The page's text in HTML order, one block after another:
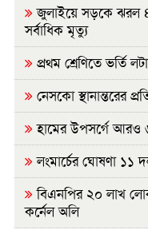
জুলাইয়ে সড়কে ঝরল
সর্বাধিক মৃত্যু
প্রথম শ্রেণিতে ভর্তি
নেসকো স্থানান্তরের
হামের উপসর্গে আরও
লংমার্চের ঘোষণা ১১
বিএনপির ২০ লাখ
কর্নেল অলি